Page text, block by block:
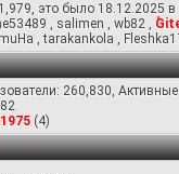
это было 18.12.2025 в
, salimen , wb82 ,
,tarakankola ,
260,830,
(4)